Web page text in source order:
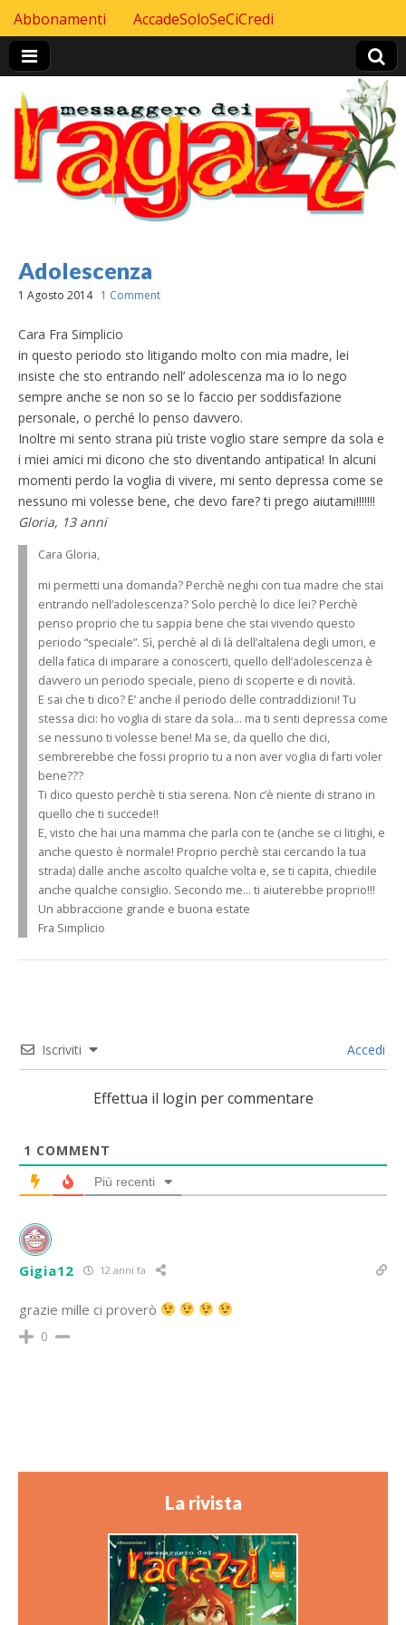
Header Top menu
Skip to content
Abbonamenti AccadeSoloSeCiCredi
Adolescenza
1 Agosto 2014 1 Comment
Cara Fra Simplicio
in questo periodo sto litigando molto con mia madre, lei
insiste che sto entrando nell’ adolescenza ma io lo nego
sempre anche se non so se lo faccio per soddisfazione
personale, o perché lo penso davvero.
Inoltre mi sento strana più triste voglio stare sempre da sola e
i miei amici mi dicono che sto diventando antipatica! In alcuni
momenti perdo la voglia di vivere, mi sento depressa come se
nessuno mi volesse bene, che devo fare? ti prego aiutami!!!!!!!
Gloria, 13 anni
Cara Gloria,
mi permetti una domanda? Perchè neghi con tua madre che stai
entrando nell’adolescenza? Solo perchè lo dice lei? Perchè
penso proprio che tu sappia bene che stai vivendo questo
periodo “speciale”. Sì, perchè al di là dell’altalena degli umori, e
della fatica di imparare a conoscerti, quello dell’adolescenza è
davvero un periodo speciale, pieno di scoperte e di novità.
E sai che ti dico? E’ anche il periodo delle contraddizioni! Tu
stessa dici: ho voglia di stare da sola… ma ti senti depressa come
se nessuno ti volesse bene! Ma se, da quello che dici,
sembrerebbe che fossi proprio tu a non aver voglia di farti voler
bene???
Ti dico questo perchè ti stia serena. Non c’è niente di strano in
quello che ti succede!!
E, visto che hai una mamma che parla con te (anche se ci litighi, e
anche questo è normale! Proprio perchè stai cercando la tua
strada) dalle anche ascolto qualche volta e, se ti capita, chiedile
anche qualche consiglio. Secondo me… ti aiuterebbe proprio!!!
Un abbraccione grande e buona estate
Fra Simplicio
Iscriviti Accedi
Effettua il login per commentare
1 COMMENT
Più recenti
Gigia12 12 anni fa
grazie mille ci proverò
0
La rivista